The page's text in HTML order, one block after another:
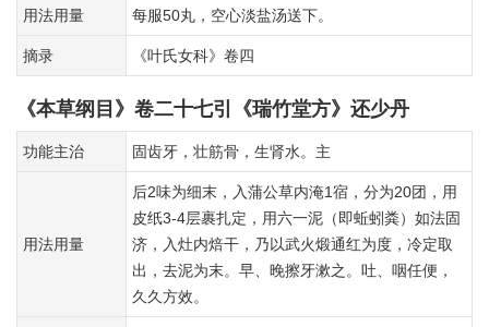
用法用量 每服50丸，空心淡盐汤送下。
摘录 《叶氏女科》卷四
《本草纲目》卷二十七引《瑞竹堂方》还少丹
功能主治 固齿牙，壮筋骨，生肾水。主
用法用量
后2味为细末，入蒲公草内淹1宿，分为20团，用
皮纸3-4层裹扎定，用六一泥（即蚯蚓粪）如法固
济，入灶内焙干，乃以武火煅通红为度，冷定取
出，去泥为末。早、晚擦牙漱之。吐、咽任便，
久久方效。